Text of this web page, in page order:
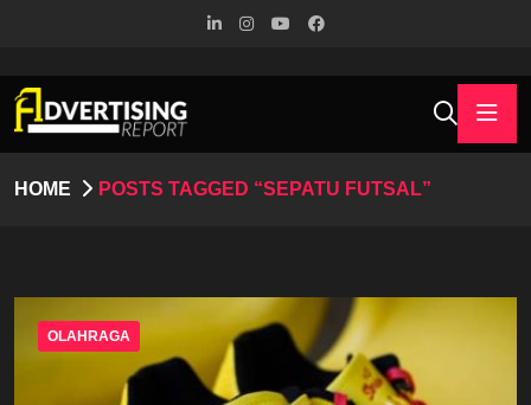
HOME POSTS TAGGED “SEPATU FUTSAL”
OLAHRAGA